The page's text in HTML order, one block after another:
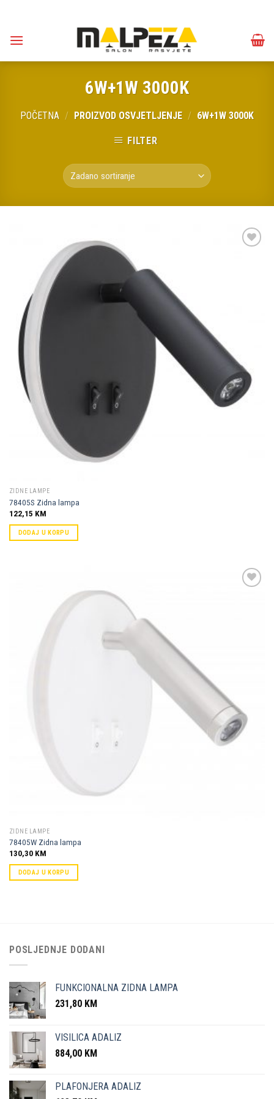
content
6W+1W 3000K
POČETNA / PROIZVOD OSVJETLJENJE / 6W+1W 3000K
FILTER
ZIDNE LAMPE
78405S Zidna lampa
122,15 KM
DODAJ U KORPU
ZIDNE LAMPE
78405W Zidna lampa
130,30 KM
DODAJ U KORPU
POSLJEDNJE DODANI
FUNKCIONALNA ZIDNA LAMPA
231,80 KM
VISILICA ADALIZ
884,00 KM
PLAFONJERA ADALIZ